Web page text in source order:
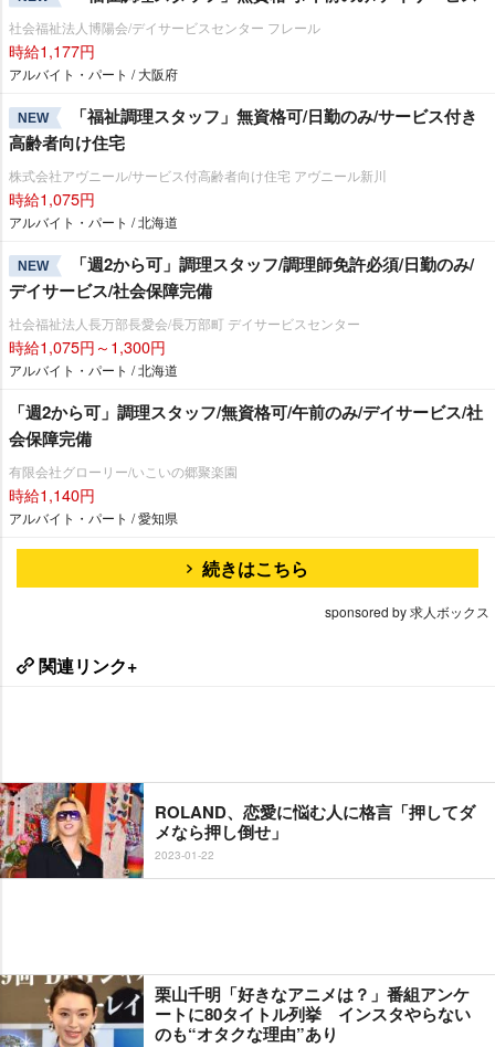
社会福祉法人博陽会/デイサービスセンター フレール
時給1,177円
アルバイト・パート / 大阪府
NEW
「福祉調理スタッフ」無資格可/日勤のみ/サービス付き
高齢者向け住宅
株式会社アヴニール/サービス付高齢者向け住宅 アヴニール新川
時給1,075円
アルバイト・パート / 北海道
NEW
「週2から可」調理スタッフ/調理師免許必須/日勤のみ/
デイサービス/社会保障完備
社会福祉法人長万部長愛会/長万部町 デイサービスセンター
時給1,075円～1,300円
アルバイト・パート / 北海道
「週2から可」調理スタッフ/無資格可/午前のみ/デイサービス/社
会保障完備
有限会社グローリー/いこいの郷聚楽園
時給1,140円
アルバイト・パート / 愛知県
続きはこちら
sponsored by 求人ボックス
関連リンク+
ROLAND、恋愛に悩む人に格言「押してダ
メなら押し倒せ」
2023-01-22
栗山千明「好きなアニメは？」番組アンケ
ートに80タイトル列挙 インスタやらない
のも“オタクな理由”あり